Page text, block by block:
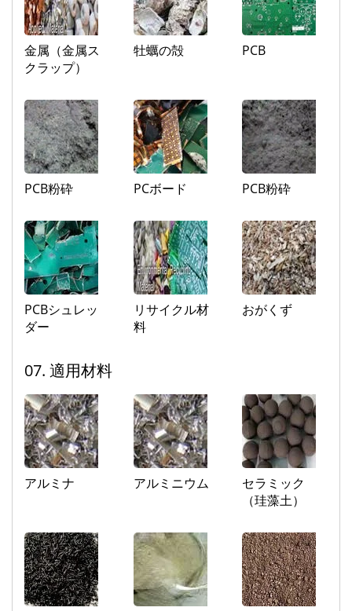
金属（金属ス
クラップ）
牡蠣の殻 PCB
PCB粉砕 PCボード PCB粉砕
PCBシュレッ
ダー
リサイクル材
料
おがくず
07. 適用材料
アルミナ アルミニウム
セラミック
（珪藻土）